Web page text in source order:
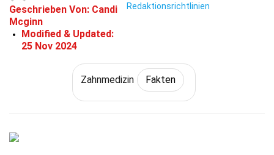
Geschrieben Von: Candi
Mcginn
Modified & Updated:
25 Nov 2024
Redaktionsrichtlinien
Zahnmedizin Fakten